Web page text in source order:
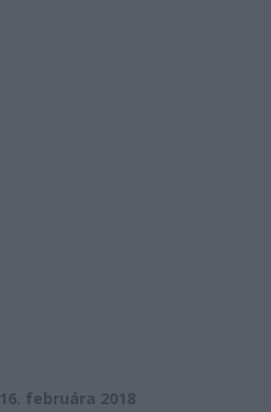
16. februára 2018